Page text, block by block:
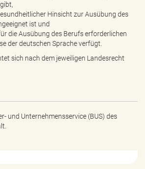
Hinsicht zur Ausübung des
ist und
die Ausübung des Berufs erforderlichen
der deutschen Sprache verfügt.
sich nach dem jeweiligen Landesrecht
und Unternehmensservice (BUS) des